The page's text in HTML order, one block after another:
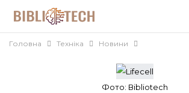
Головна Техніка Новини
Фото: Вibliotech